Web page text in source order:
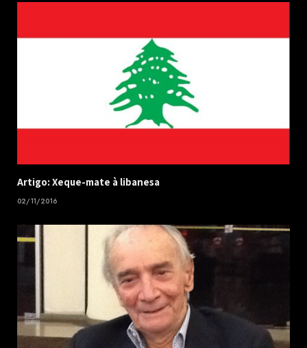
Artigo: Xeque-mate à libanesa
02/11/2016